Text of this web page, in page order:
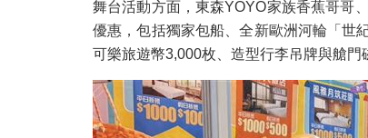
舞台活動方面，東森YOYO家族香蕉哥哥
優惠，包括獨家包船、全新歐洲河輪「世
可樂旅遊幣3,000枚、造型行李吊牌與艙門